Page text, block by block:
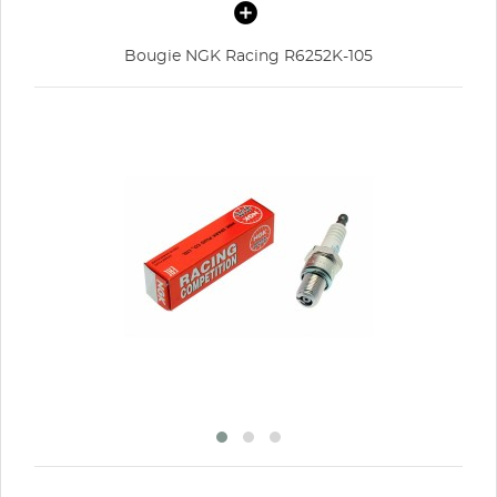
Bougie NGK Racing R6252K-105